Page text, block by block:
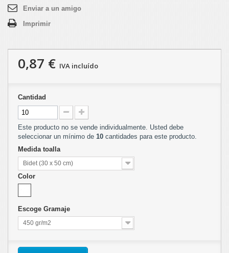
Enviar a un amigo
Imprimir
0,87 € IVA incluído
Cantidad
Este producto no se vende individualmente. Usted debe
seleccionar un mínimo de 10 cantidades para este producto.
Medida toalla
Bidet (30 x 50 cm)
Color
Escoge Gramaje
450 gr/m2